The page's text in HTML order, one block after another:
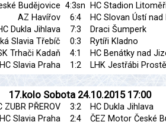
Budějovice 4:3sn
HC Stadion
AZ Havířov
6:4
HC Slovan Ústí nad
Dukla Jihlava
7:3
Draci Šumperk
Slavia Třebíč
0:3
Rytíři Kladno
Trhači Kadaň
4:1
HC Benátky nad
HC Slavia Praha
1:2 LHK Jestřábi
17.kolo Sobota 24.10.2015 17:00
ZUBR PŘEROV 3:2
HC Dukla Jihlava
HC Slavia Praha
2:4
ČEZ Motor České